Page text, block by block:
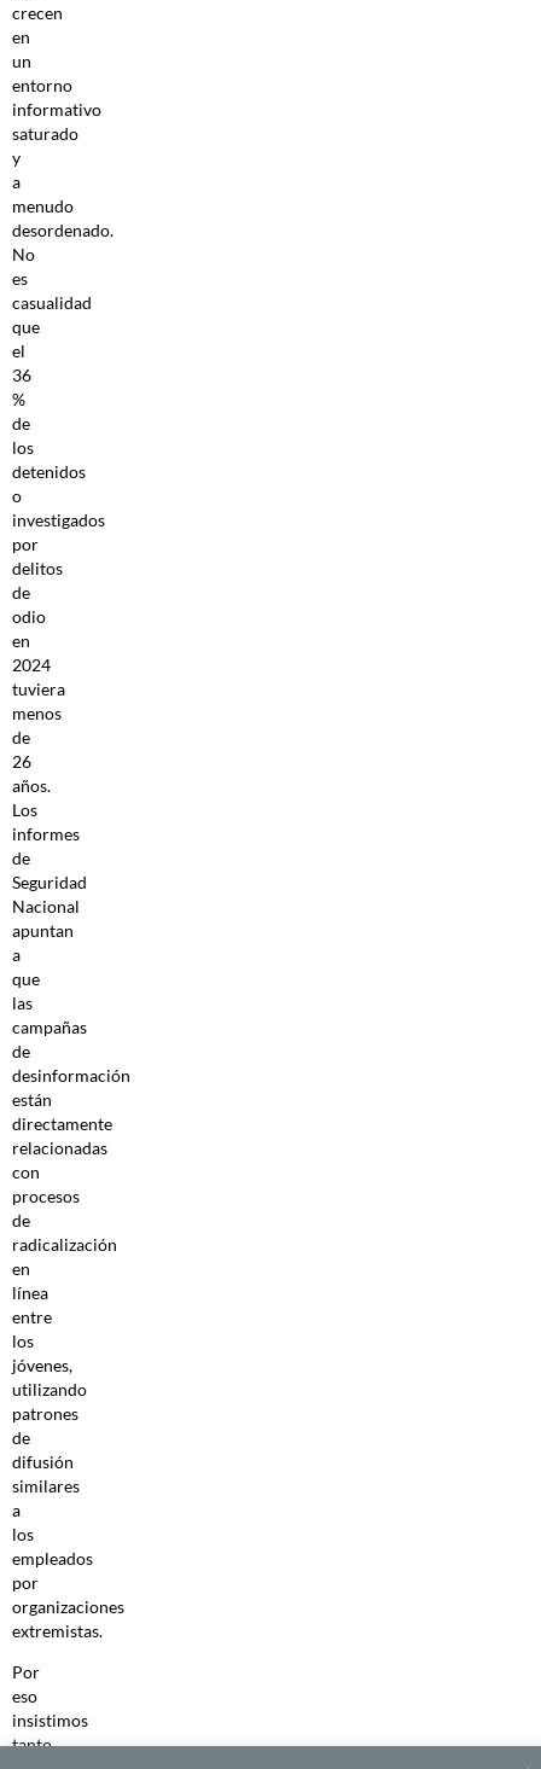
crecen
en
un
entorno
informativo
saturado
y
a
menudo
desordenado.
No
es
casualidad
que
el
36
%
de
los
detenidos
o
investigados
por
delitos
de
odio
en
2024
tuviera
menos
de
26
años.
Los
informes
de
Seguridad
Nacional
apuntan
a
que
las
campañas
de
desinformación
están
directamente
relacionadas
con
procesos
de
radicalización
en
línea
entre
los
jóvenes,
utilizando
patrones
de
difusión
similares
a
los
empleados
por
organizaciones
extremistas.
Por
eso
insistimos
tanto